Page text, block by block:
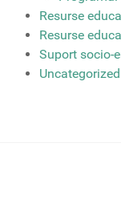
Resurse
Resurse
Suport socio-
Uncategorized